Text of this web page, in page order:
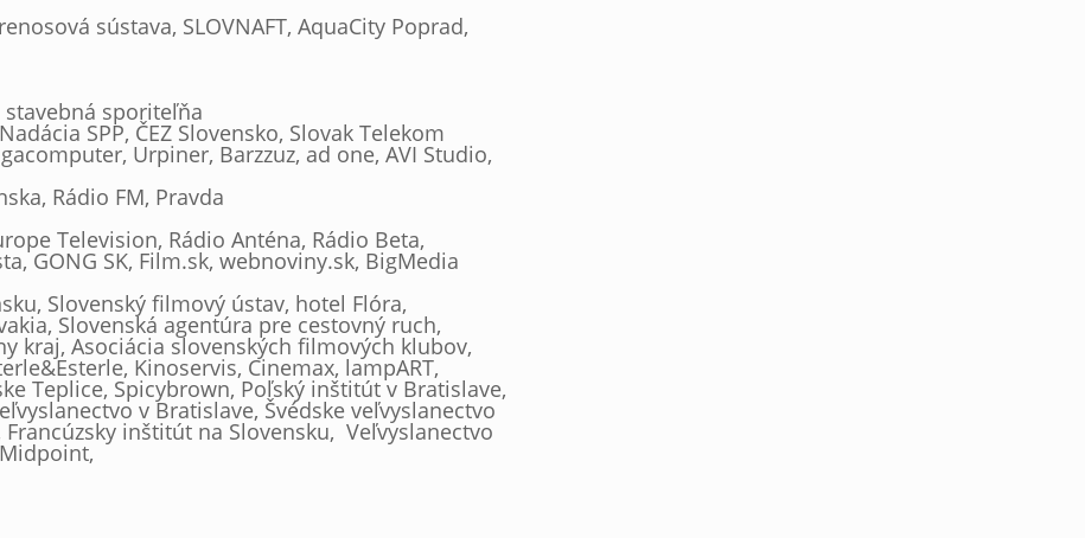
sústava, SLOVNAFT, AquaCity Poprad,
stavebná sporiteľňa
SPP, ČEZ Slovensko, Slovak Telekom
Urpiner, Barzzuz, ad one, AVI Studio,
Rádio FM, Pravda
Television, Rádio Anténa, Rádio Beta,
GONG SK, Film.sk, webnoviny.sk, BigMedia
Slovenský filmový ústav, hotel Flóra,
Slovenská agentúra pre cestovný ruch,
kraj, Asociácia slovenských filmových klubov,
Kinoservis, Cinemax, lampART,
Teplice, Spicybrown, Poľský inštitút v Bratislave,
v Bratislave, Švédske veľvyslanectvo
inštitút na Slovensku, Veľvyslanectvo